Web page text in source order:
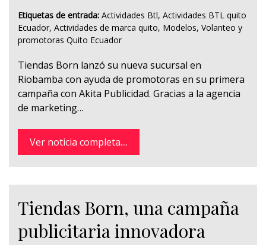
Etiquetas de entrada: Actividades Btl, Actividades BTL quito
Ecuador, Actividades de marca quito, Modelos, Volanteo y
promotoras Quito Ecuador
Tiendas Born lanzó su nueva sucursal en
Riobamba con ayuda de promotoras en su primera
campaña con Akita Publicidad. Gracias a la agencia
de marketing…
Ver noticia completa....
Tiendas Born, una campaña
publicitaria innovadora